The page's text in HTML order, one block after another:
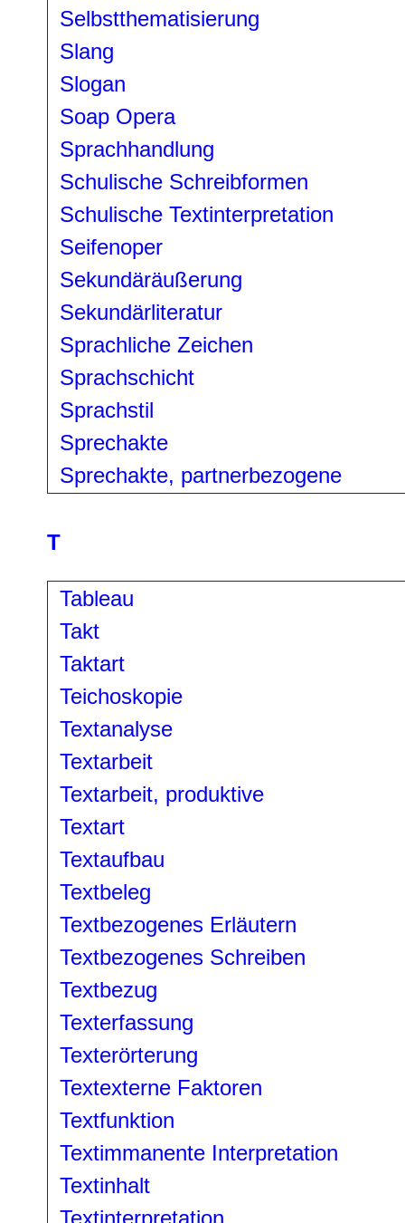
Selbstthematisierung
Slang
Slogan
Soap Opera
Sprachhandlung
Schulische Schreibformen
Schulische Textinterpretation
Seifenoper
Sekundäräußerung
Sekundärliteratur
Sprachliche Zeichen
Sprachschicht
Sprachstil
Sprechakte
Sprechakte, partnerbezogene
T
Tableau
Takt
Taktart
Teichoskopie
Textanalyse
Textarbeit
Textarbeit, produktive
Textart
Textaufbau
Textbeleg
Textbezogenes Erläutern
Textbezogenes Schreiben
Textbezug
Texterfassung
Texterörterung
Textexterne Faktoren
Textfunktion
Textimmanente Interpretation
Textinhalt
Textinterpretation